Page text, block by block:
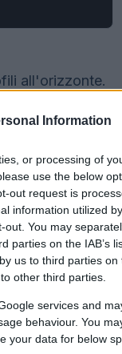
Information
or processing of
use the below
out request is
information utilized
You may
parties on the IAB’s
us to third parties on
other third parties.
services and
behaviour. You
your data for below
all'orizzonte.
la presenza dei
come
far
nazionale,
Si
il punto sul
Il progetto
questo campo
degli italiani.
italiano in